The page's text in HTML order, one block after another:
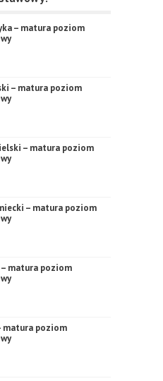
– matura poziom
– matura poziom
– matura poziom
– matura poziom
– matura poziom
matura poziom